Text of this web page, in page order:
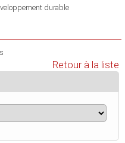
durable
Retour à la liste